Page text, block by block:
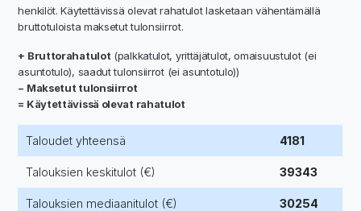
henkilöt. Käytettävissä olevat rahatulot lasketaan vähentämällä
bruttotuloista maksetut tulonsiirrot.
+ Bruttorahatulot (palkkatulot, yrittäjätulot, omaisuustulot (ei
asuntotulo), saadut tulonsiirrot (ei asuntotulo))
− Maksetut tulonsiirrot
= Käytettävissä olevat rahatulot
Taloudet yhteensä 4181
Talouksien keskitulot (€) 39343
Talouksien mediaanitulot (€) 30254